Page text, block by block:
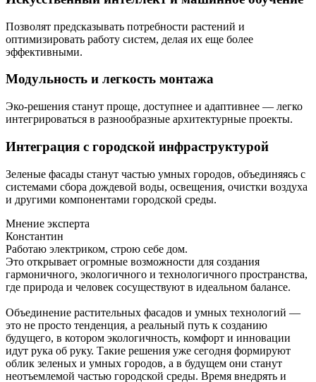
Позволят предсказывать потребности растений и
оптимизировать работу систем, делая их еще более
эффективными.
Модульность и легкость монтажа
Эко-решения станут проще, доступнее и адаптивнее — легко
интегрироваться в разнообразные архитектурные проекты.
Интеграция с городской инфраструктурой
Зеленые фасады станут частью умных городов, объединяясь с
системами сбора дождевой воды, освещения, очистки воздуха
и другими компонентами городской среды.
Мнение эксперта
Константин
Работаю электриком, строю себе дом.
Это открывает огромные возможности для создания
гармоничного, экологичного и технологичного пространства,
где природа и человек сосуществуют в идеальном балансе.
Объединение растительных фасадов и умных технологий —
это не просто тенденция, а реальный путь к созданию
будущего, в котором экологичность, комфорт и инновации
идут рука об руку. Такие решения уже сегодня формируют
облик зеленых и умных городов, а в будущем они станут
неотъемлемой частью городской среды. Время внедрять и